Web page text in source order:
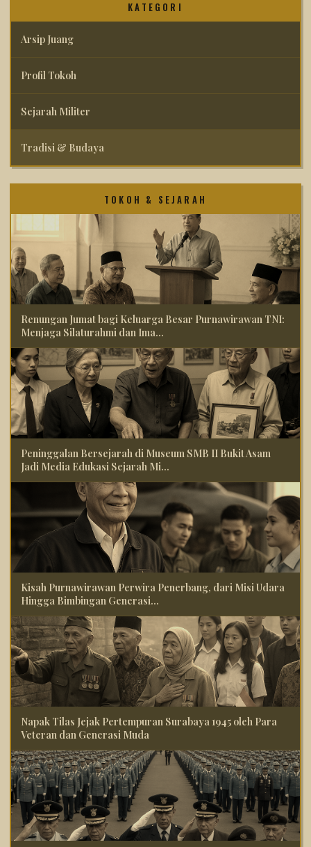
KATEGORI
Arsip Juang
Profil Tokoh
Sejarah Militer
Tradisi & Budaya
TOKOH & SEJARAH
Renungan Jumat bagi Keluarga Besar Purnawirawan TNI:
Menjaga Silaturahmi dan Ima...
Peninggalan Bersejarah di Museum SMB II Bukit Asam
Jadi Media Edukasi Sejarah Mi...
Kisah Purnawirawan Perwira Penerbang, dari Misi Udara
Hingga Bimbingan Generasi...
Napak Tilas Jejak Pertempuran Surabaya 1945 oleh Para
Veteran dan Generasi Muda